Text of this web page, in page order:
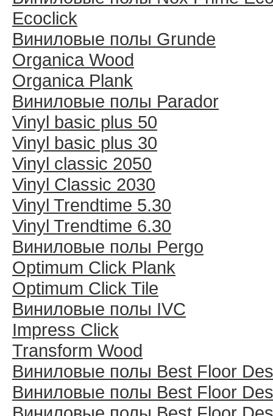
Ecoclick
Виниловые полы Grunde
Organica Wood
Organica Plank
Виниловые полы Раrador
Vinyl basic plus 50
Vinyl basic plus 30
Vinyl classic 2050
Vinyl Classic 2030
Vinyl Trendtime 5.30
Vinyl Trendtime 6.30
Виниловые полы Pergo
Optimum Click Plank
Optimum Click Tile
Виниловые полы IVC
Impress Click
Transform Wood
Виниловые полы Best Floor
Виниловые полы Best Floor